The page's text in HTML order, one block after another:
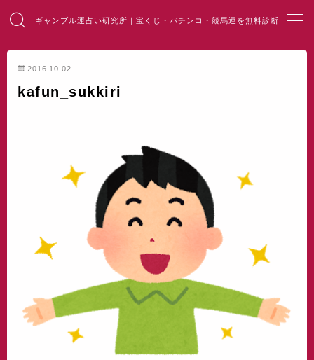
ギャンブル運占い研究所｜宝くじ・パチンコ・競馬運を無料診断
MENU
HOME
宝くじ占い
競馬・麻雀占い
開運・風水
水晶院
2016.10.02
kafun_sukkiri